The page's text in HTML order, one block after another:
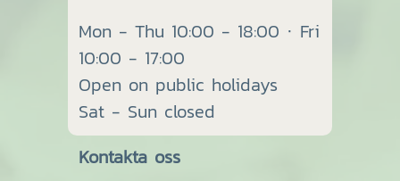
Mon - Thu 10:00 - 18:00 · Fri
10:00 - 17:00
Open on public holidays
Sat - Sun closed
Kontakta oss